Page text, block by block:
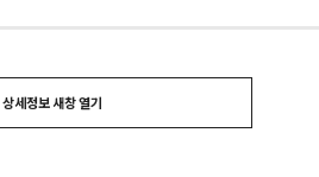
상세정보 새창 열기